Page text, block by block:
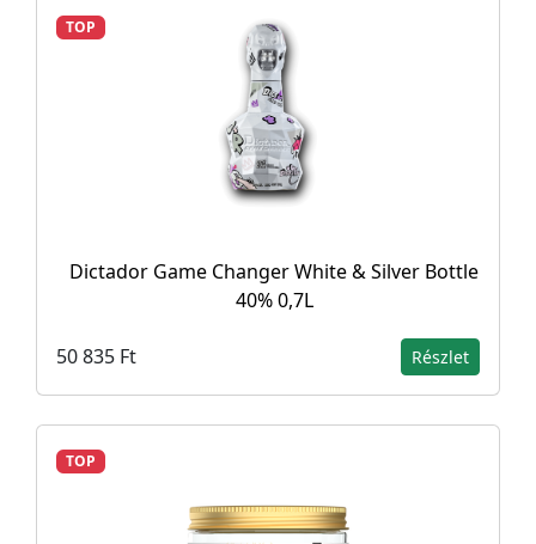
TOP
Dictador Game Changer White & Silver Bottle
40% 0,7L
50 835 Ft Részlet
TOP